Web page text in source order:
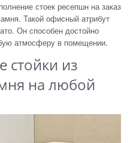
стоек ресепшн на заказ
Такой офисный атрибут
Он способен достойно
атмосферу в помещении.
стойки из
на любой